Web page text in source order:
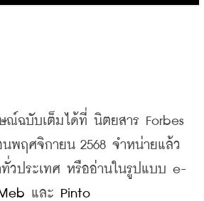
บับเต็มได้ที่ นิตยสาร Forbes
พฤศจิกายน 2568 จำหน่ายแล้ว
วประเทศ หรืออ่านในรูปแบบ e-
และ Pinto